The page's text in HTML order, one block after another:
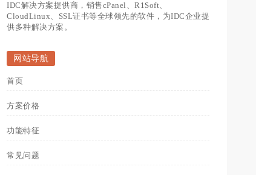
IDC解决方案提供商，销售cPanel、R1Soft、
CloudLinux、SSL证书等全球领先的软件，为IDC企业提
供多种解决方案。
网站导航
首页
方案价格
功能特征
常见问题